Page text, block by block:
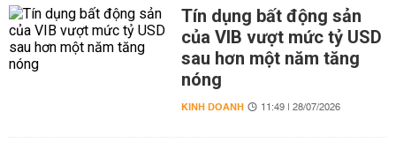
Tín dụng bất động sản
của VIB vượt mức tỷ USD
sau hơn một năm tăng
nóng
KINH DOANH 11:49 | 28/07/2026